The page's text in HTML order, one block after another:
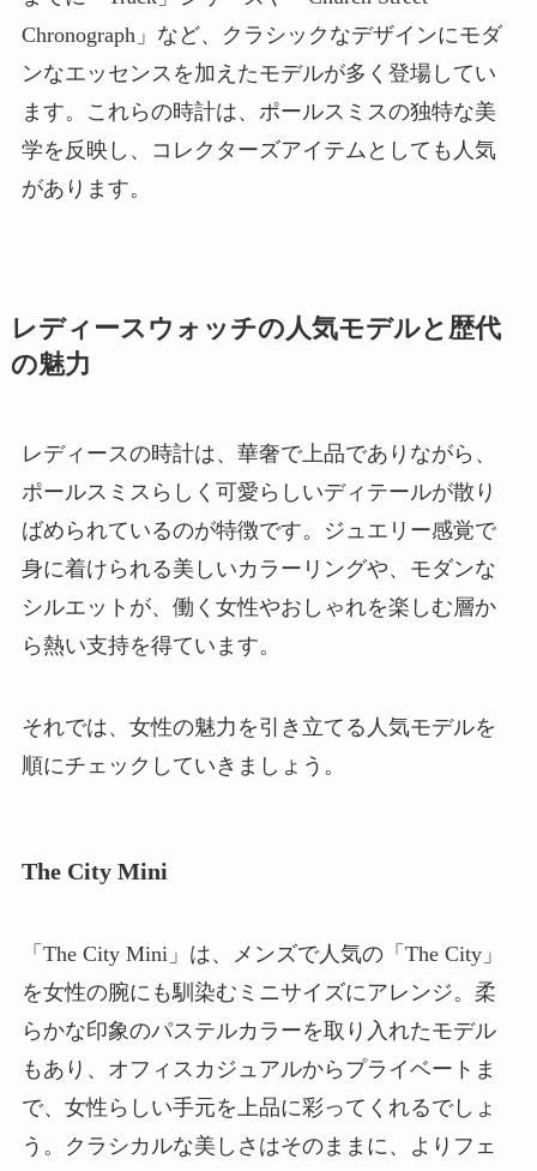
Chronograph」など、クラシックなデザインにモダ
ンなエッセンスを加えたモデルが多く登場してい
ます。これらの時計は、ポールスミスの独特な美
学を反映し、コレクターズアイテムとしても人気
があります。
レディースウォッチの人気モデルと歴代
の魅力
レディースの時計は、華奢で上品でありながら、
ポールスミスらしく可愛らしいディテールが散り
ばめられているのが特徴です。ジュエリー感覚で
身に着けられる美しいカラーリングや、モダンな
シルエットが、働く女性やおしゃれを楽しむ層か
ら熱い支持を得ています。
それでは、女性の魅力を引き立てる人気モデルを
順にチェックしていきましょう。
The City Mini
「The City Mini」は、メンズで人気の「The City」
を女性の腕にも馴染むミニサイズにアレンジ。柔
らかな印象のパステルカラーを取り入れたモデル
もあり、オフィスカジュアルからプライベートま
で、女性らしい手元を上品に彩ってくれるでしょ
う。クラシカルな美しさはそのままに、よりフェ